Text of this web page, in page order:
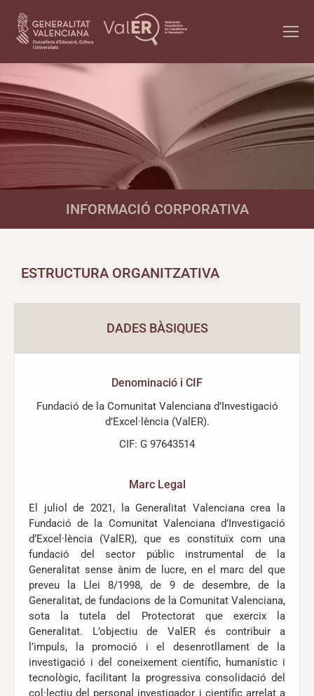
INFORMACIÓ CORPORATIVA
ESTRUCTURA ORGANITZATIVA
DADES BÀSIQUES
Denominació i CIF
Fundació de la Comunitat Valenciana d’Investigació
d’Excel·lència (ValER).
CIF: G 97643514
Marc Legal
El juliol de 2021, la Generalitat Valenciana crea la
Fundació de la Comunitat Valenciana d’Investigació
d’Excel·lència (ValER), que es constituïx com una
fundació del sector públic instrumental de la
Generalitat sense ànim de lucre, en el marc del que
preveu la Llei 8/1998, de 9 de desembre, de la
Generalitat, de fundacions de la Comunitat Valenciana,
sota la tutela del Protectorat que exercix la
Generalitat. L’objectiu de ValER és contribuir a
l’impuls, la promoció i el desenrotllament de la
investigació i del coneixement científic, humanístic i
tecnològic, facilitant la progressiva consolidació del
col·lectiu del personal investigador i científic arrelat a